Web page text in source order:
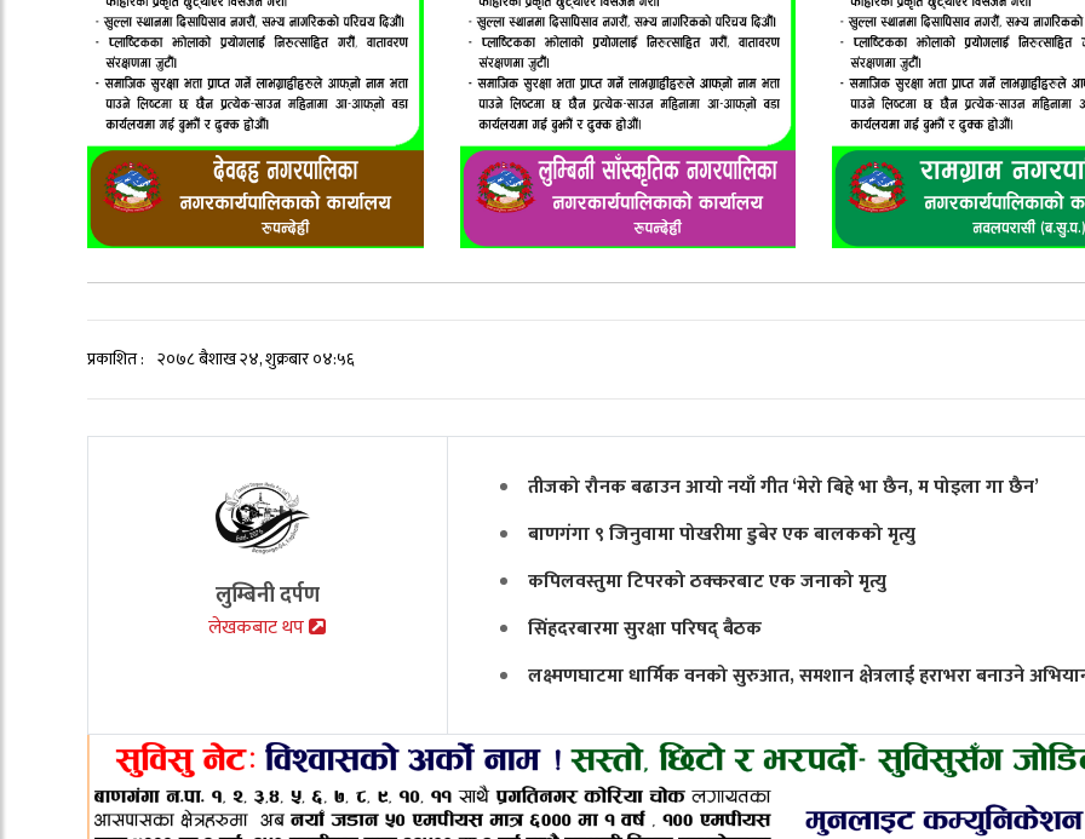
प्रकाशित : २०७८ बैशाख २४, शुक्रबार ०४:५६
लुम्बिनी दर्पण
लेखकबाट थप
तीजको रौनक बढाउन आयो नयाँ गीत ‘मेरो बिहे भा छैन, म पोइला गा छैन’
बाणगंगा ९ जिनुवामा पोखरीमा डुबेर एक बालकको मृत्यु
कपिलवस्तुमा टिपरको ठक्करबाट एक जनाको मृत्यु
सिंहदरबारमा सुरक्षा परिषद् बैठक
लक्ष्मणघाटमा धार्मिक वनको सुरुआत, समशान क्षेत्रलाई हराभरा बनाउने